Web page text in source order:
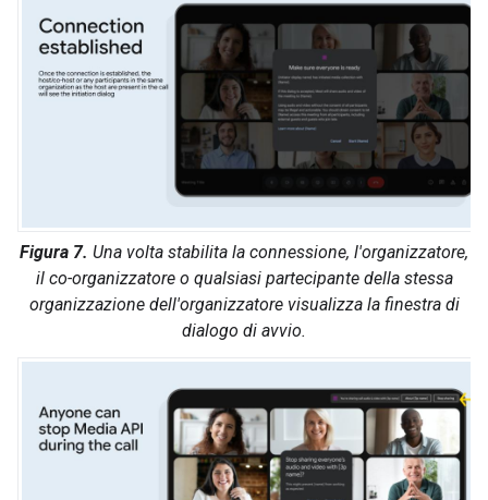
Figura 7. Una volta stabilita la connessione, l'organizzatore,
il co-organizzatore o qualsiasi partecipante della stessa
organizzazione dell'organizzatore visualizza la finestra di
dialogo di avvio.